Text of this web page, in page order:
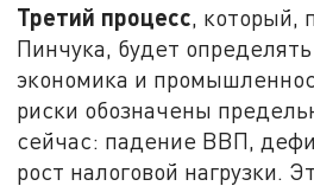
Третий процесс, который,
Пинчука, будет определять
экономика и
риски обозначены
сейчас: падение ВВП,
рост налоговой нагрузки.